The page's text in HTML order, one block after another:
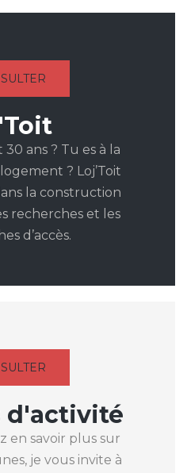
30 ans ? Tu es à la
? Loj’Toit
la construction
recherches et les
d’accès.
d'activité
en savoir plus sur
je vous invite à